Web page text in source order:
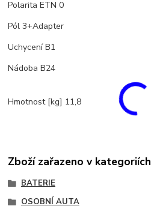
Polarita ETN 0
Pól 3+Adapter
Uchycení B1
Nádoba B24
Hmotnost [kg] 11,8
Zboží zařazeno v kategoriích
BATERIE
OSOBNÍ AUTA